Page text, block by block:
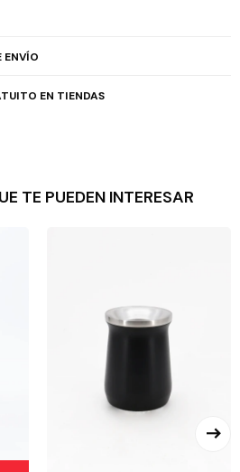
ENVÍO
EN TIENDAS
TE PUEDEN INTERESAR